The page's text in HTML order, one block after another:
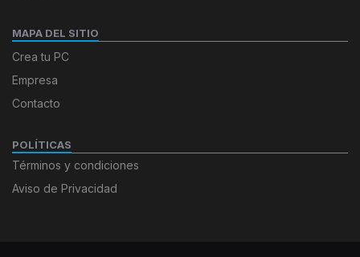
MAPA DEL SITIO
Crea tu PC
Empresa
Contacto
POLÍTICAS
Términos y condiciones
Aviso de Privacidad